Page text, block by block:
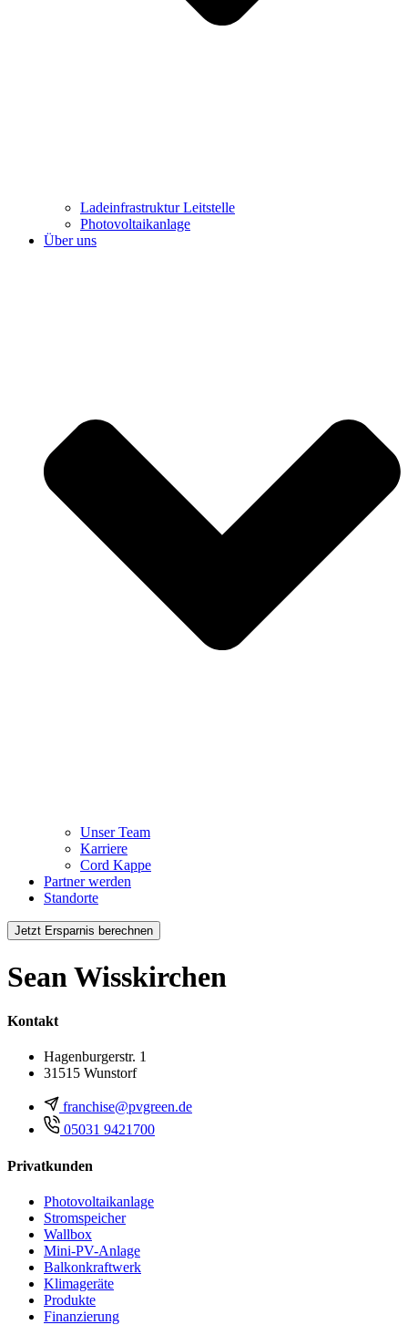
Ladeinfrastruktur Leitstelle
Photovoltaikanlage
Über uns
Unser Team
Karriere
Cord Kappe
Partner werden
Standorte
Jetzt Ersparnis berechnen
Sean Wisskirchen
Kontakt
Hagenburgerstr. 1
31515 Wunstorf
franchise@pvgreen.de
05031 9421700
Privatkunden
Photovoltaikanlage
Stromspeicher
Wallbox
Mini-PV-Anlage
Balkonkraftwerk
Klimageräte
Produkte
Finanzierung